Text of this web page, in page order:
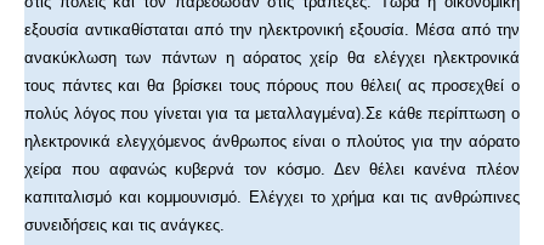
εξουσία αντικαθίσταται από την ηλεκτρονική εξουσία. Μέσα από την
ανακύκλωση των πάντων η αόρατος χείρ θα ελέγχει ηλεκτρονικά
τους πάντες και θα βρίσκει τους πόρους που θέλει( ας προσεχθεί ο
πολύς λόγος που γίνεται για τα μεταλλαγμένα).Σε κάθε περίπτωση ο
ηλεκτρονικά ελεγχόμενος άνθρωπος είναι ο πλούτος για την αόρατο
χείρα που αφανώς κυβερνά τον κόσμο. Δεν θέλει κανένα πλέον
καπιταλισμό και κομμουνισμό. Ελέγχει το χρήμα και τις ανθρώπινες
συνειδήσεις και τις ανάγκες.